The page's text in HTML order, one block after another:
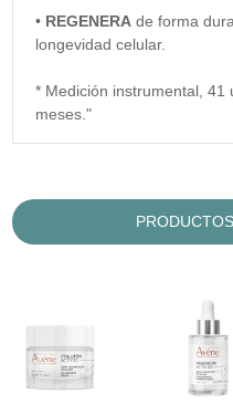
•REGENERAde forma
longevidad celular.
* Medición instrumental, 41
meses."